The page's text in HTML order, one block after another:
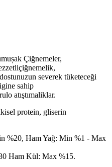
Çiğnemeler,
severek tüketeceği
sahip
atıştımaliklar.
protein, gliserin
%20, Ham Yağ: Min %1 - Max
Ham Kül: Max %15.